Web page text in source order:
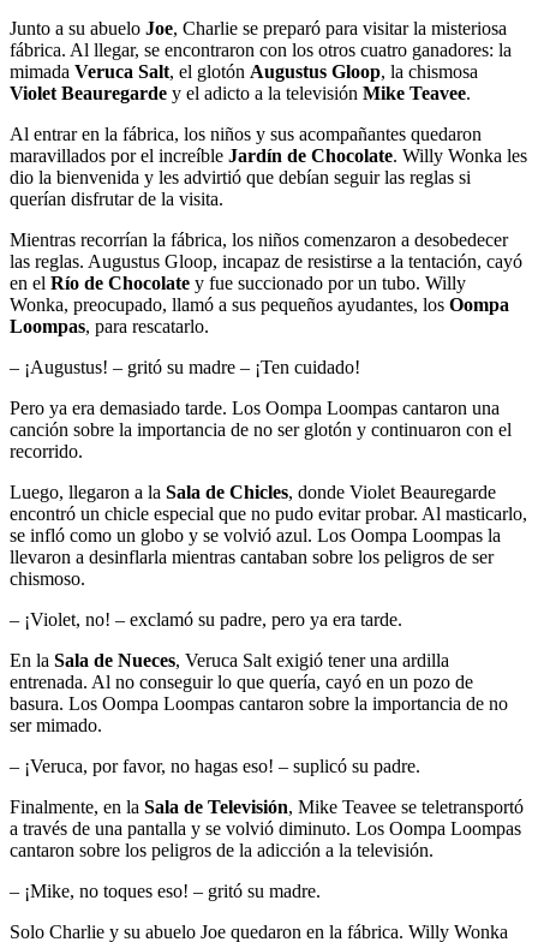
Junto a su abuelo Joe, Charlie se preparó para visitar la misteriosa
fábrica. Al llegar, se encontraron con los otros cuatro ganadores: la
mimada Veruca Salt, el glotón Augustus Gloop, la chismosa
Violet Beauregarde y el adicto a la televisión Mike Teavee.
Al entrar en la fábrica, los niños y sus acompañantes quedaron
maravillados por el increíble Jardín de Chocolate. Willy Wonka les
dio la bienvenida y les advirtió que debían seguir las reglas si
querían disfrutar de la visita.
Mientras recorrían la fábrica, los niños comenzaron a desobedecer
las reglas. Augustus Gloop, incapaz de resistirse a la tentación, cayó
en el Río de Chocolate y fue succionado por un tubo. Willy
Wonka, preocupado, llamó a sus pequeños ayudantes, los Oompa
Loompas, para rescatarlo.
– ¡Augustus! – gritó su madre – ¡Ten cuidado!
Pero ya era demasiado tarde. Los Oompa Loompas cantaron una
canción sobre la importancia de no ser glotón y continuaron con el
recorrido.
Luego, llegaron a la Sala de Chicles, donde Violet Beauregarde
encontró un chicle especial que no pudo evitar probar. Al masticarlo,
se infló como un globo y se volvió azul. Los Oompa Loompas la
llevaron a desinflarla mientras cantaban sobre los peligros de ser
chismoso.
– ¡Violet, no! – exclamó su padre, pero ya era tarde.
En la Sala de Nueces, Veruca Salt exigió tener una ardilla
entrenada. Al no conseguir lo que quería, cayó en un pozo de
basura. Los Oompa Loompas cantaron sobre la importancia de no
ser mimado.
– ¡Veruca, por favor, no hagas eso! – suplicó su padre.
Finalmente, en la Sala de Televisión, Mike Teavee se teletransportó
a través de una pantalla y se volvió diminuto. Los Oompa Loompas
cantaron sobre los peligros de la adicción a la televisión.
– ¡Mike, no toques eso! – gritó su madre.
Solo Charlie y su abuelo Joe quedaron en la fábrica. Willy Wonka